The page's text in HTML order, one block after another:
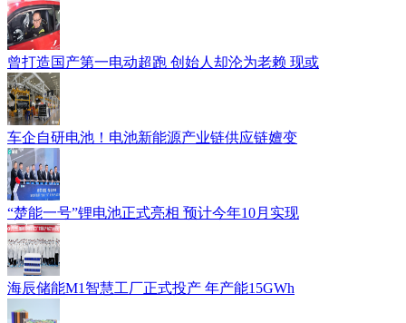
曾打造国产第一电动超跑 创始人却沦为老赖 现或
车企自研电池！电池新能源产业链供应链嬗变
“楚能一号”锂电池正式亮相 预计今年10月实现
海辰储能M1智慧工厂正式投产 年产能15GWh